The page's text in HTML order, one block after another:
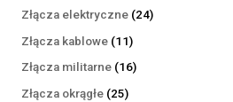
produkty
Złącza elektryczne 2424
Złącza kablowe 1111
produktów
Złącza militarne 1616
Złącza okrągłe 2525